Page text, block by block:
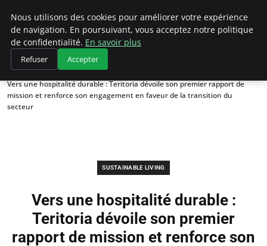
Climategatecountryclub.com
Accueil
Sustainable Living
Vers une hospitalité durable : Teritoria dévoile son premier rapport de
mission et renforce son engagement en faveur de la transition du
secteur
SUSTAINABLE LIVING
Vers une hospitalité durable :
Teritoria dévoile son premier
rapport de mission et renforce son
Nous utilisons des cookies pour améliorer votre expérience
de navigation. En poursuivant, vous acceptez notre politique
de confidentialité. En savoir plus
Refuser Accepter